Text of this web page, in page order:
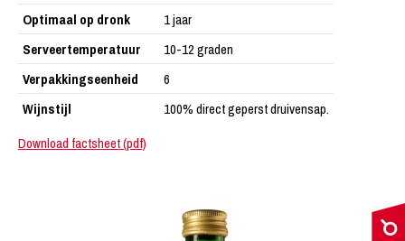
Optimaal op dronk
1 jaar
Serveertemperatuur
10-12 graden
Verpakkingseenheid
6
Wijnstijl
100% direct geperst druivensap.
Download factsheet (pdf)